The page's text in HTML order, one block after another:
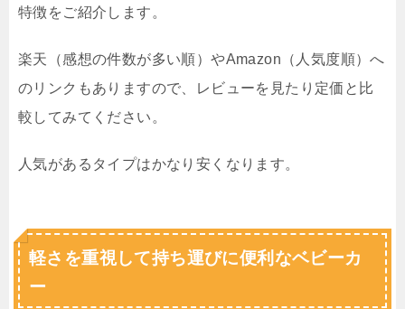
特徴をご紹介します。
楽天（感想の件数が多い順）やAmazon（人気度順）へ
のリンクもありますので、レビューを見たり定価と比
較してみてください。
人気があるタイプはかなり安くなります。
軽さを重視して持ち運びに便利なベビーカ
ー